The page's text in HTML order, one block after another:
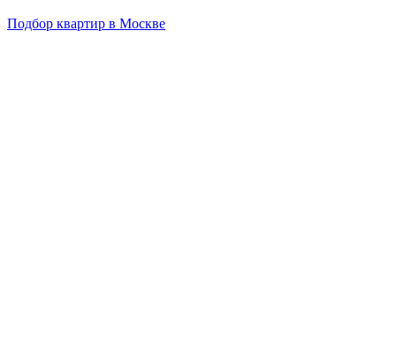
Подбор квартир в Москве